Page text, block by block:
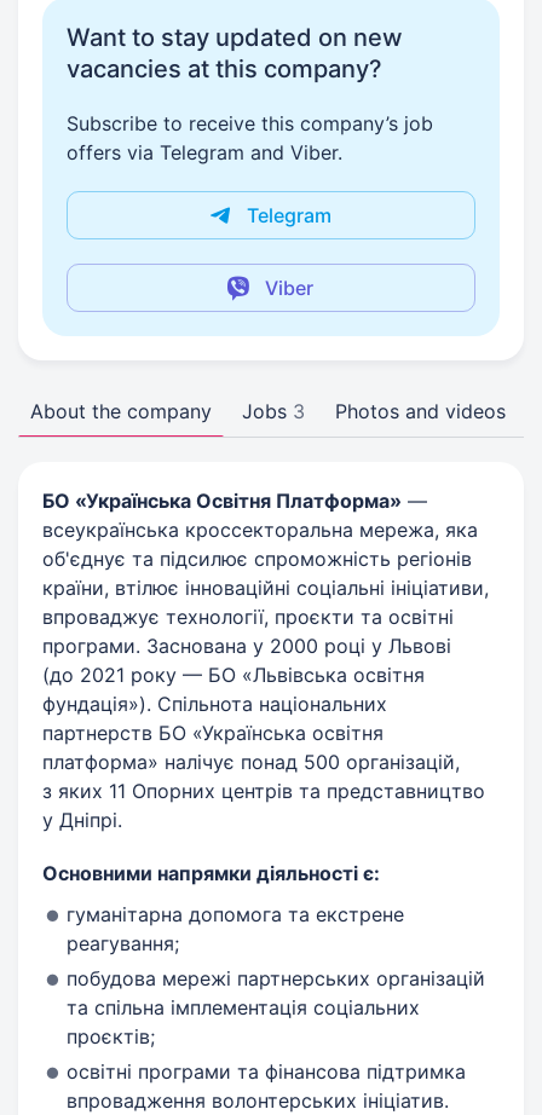
Want to stay updated on new
vacancies at this company?
Subscribe to receive this company’s job
offers via Telegram and Viber.
Telegram
Viber
About the company Jobs 3 Photos and videos
БО «Українська Освітня Платформа» —
всеукраїнська кроссекторальна мережа, яка
об'єднує та підсилює спроможність регіонів
країни, втілює інноваційні соціальні ініціативи,
впроваджує технології, проєкти та освітні
програми. Заснована у 2000 році у Львові
(до 2021 року — БО «Львівська освітня
фундація»). Спільнота національних
партнерств БО «Українська освітня
платформа» налічує понад 500 організацій,
з яких 11 Опорних центрів та представництво
у Дніпрі.
Основними напрямки діяльності є:
гуманітарна допомога та екстрене
реагування;
побудова мережі партнерських організацій
та спільна імплементація соціальних
проєктів;
освітні програми та фінансова підтримка
впровадження волонтерських ініціатив.